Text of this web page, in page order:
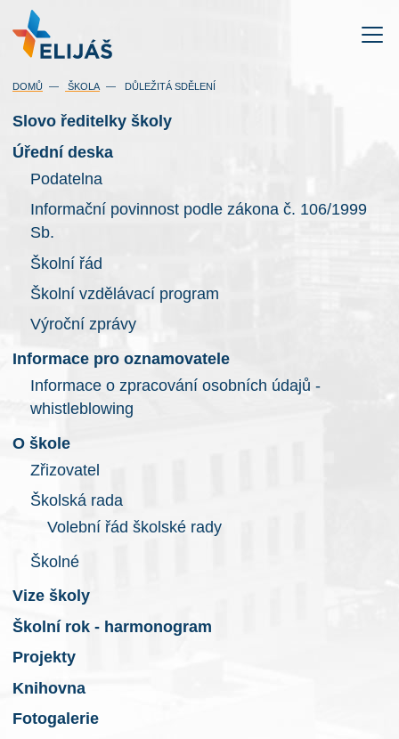
DOMŮ ŠKOLA DŮLEŽITÁ SDĚLENÍ
Slovo ředitelky školy
Úřední deska
Podatelna
Informační povinnost podle zákona č. 106/1999
Sb.
Školní řád
Školní vzdělávací program
Výroční zprávy
Informace pro oznamovatele
Informace o zpracování osobních údajů -
whistleblowing
O škole
Zřizovatel
Školská rada
Volební řád školské rady
Školné
Vize školy
Školní rok - harmonogram
Projekty
Knihovna
Fotogalerie